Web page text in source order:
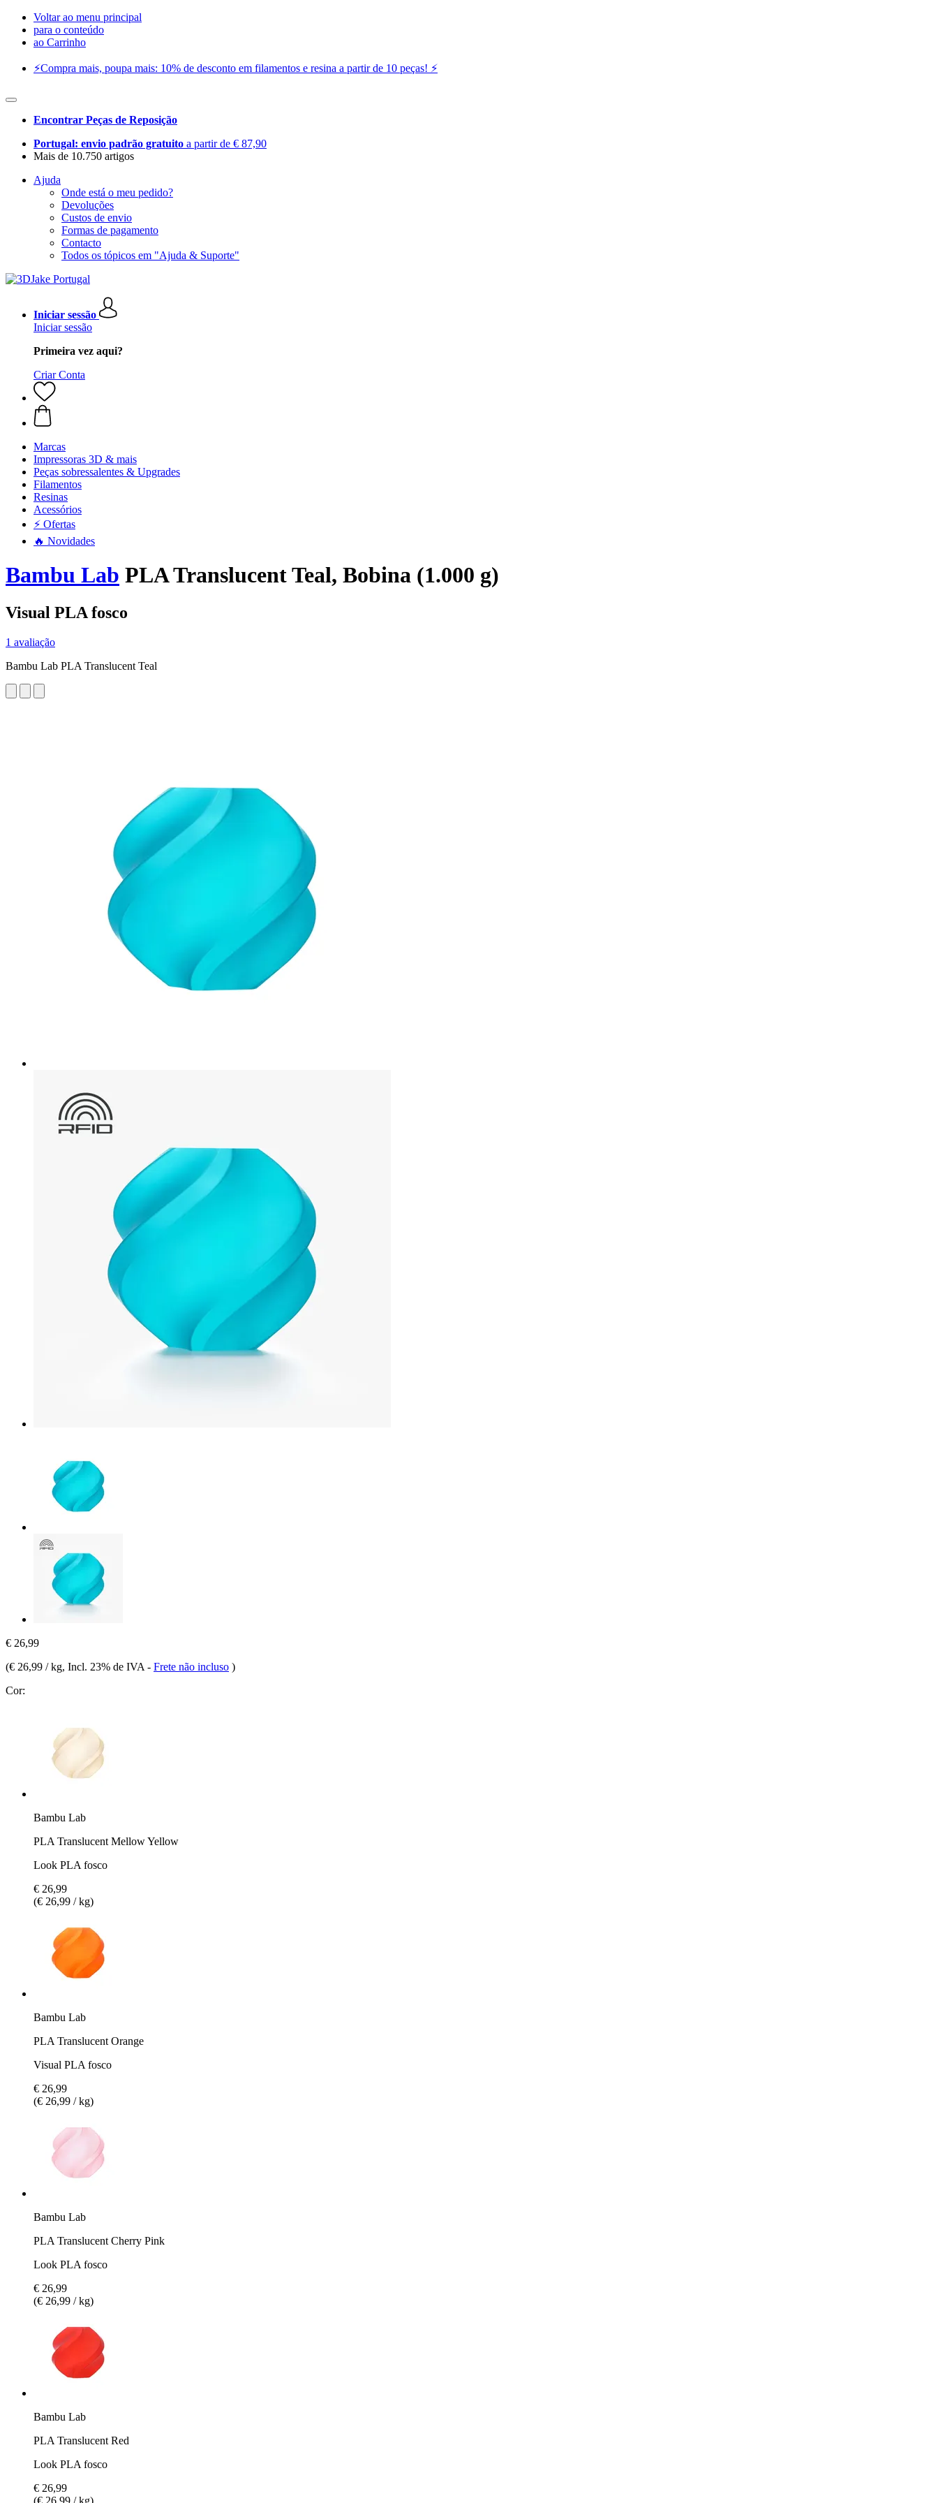
Voltar ao menu principal
para o conteúdo
ao Carrinho
⚡️Compra mais, poupa mais: 10% de desconto em filamentos e resina a partir de 10 peças! ⚡️
Encontrar Peças de Reposição
Portugal: envio padrão gratuito a partir de € 87,90
Mais de 10.750 artigos
Ajuda
Onde está o meu pedido?
Devoluções
Custos de envio
Formas de pagamento
Contacto
Todos os tópicos em "Ajuda & Suporte"
Iniciar sessão
Iniciar sessão
Primeira vez aqui?
Criar Conta
Marcas
Impressoras 3D & mais
Peças sobressalentes & Upgrades
Filamentos
Resinas
Acessórios
⚡ Ofertas
🔥 Novidades
Bambu Lab PLA Translucent Teal, Bobina (1.000 g)
Visual PLA fosco
1 avaliação
Bambu Lab PLA Translucent Teal
€ 26,99
(€ 26,99 / kg, Incl. 23% de IVA - Frete não incluso )
Cor:
Bambu Lab
PLA Translucent Mellow Yellow
Look PLA fosco
€ 26,99
(€ 26,99 / kg)
Bambu Lab
PLA Translucent Orange
Visual PLA fosco
€ 26,99
(€ 26,99 / kg)
Bambu Lab
PLA Translucent Cherry Pink
Look PLA fosco
€ 26,99
(€ 26,99 / kg)
Bambu Lab
PLA Translucent Red
Look PLA fosco
€ 26,99
(€ 26,99 / kg)